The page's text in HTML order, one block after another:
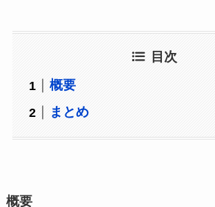
目次
概要
まとめ
概要